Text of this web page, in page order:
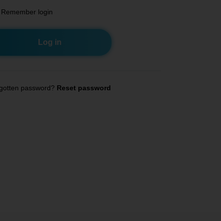
Remember login
password? Reset password